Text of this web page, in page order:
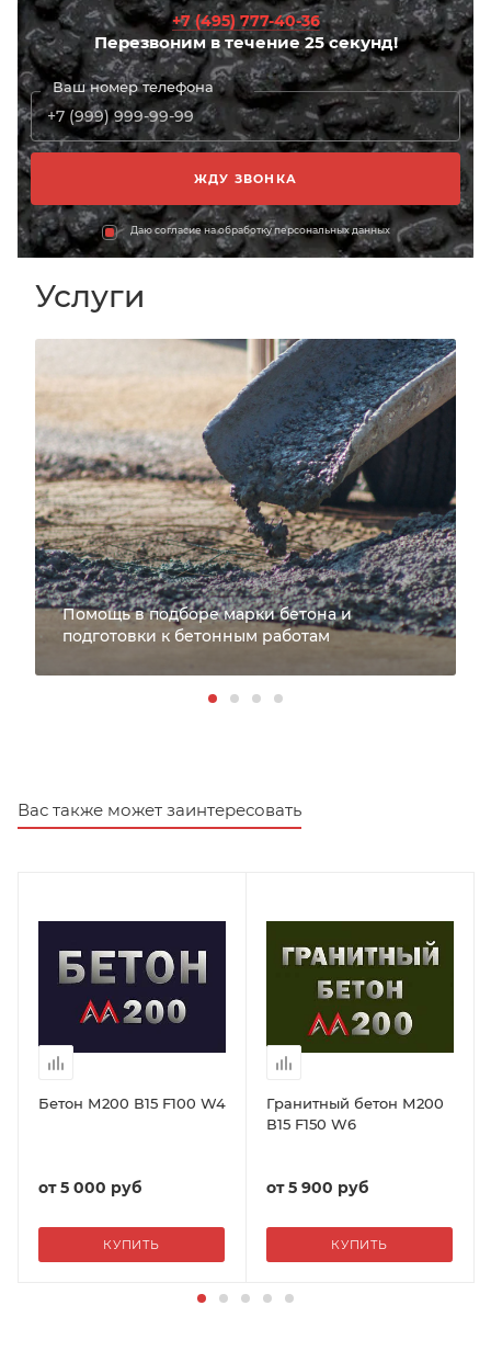
+7 (495) 777-40-36
Перезвоним в течение 25 секунд!
Ваш номер телефона
Даю согласие на обработку персональных данных
Услуги
Помощь в подборе марки бетона и
подготовки к бетонным работам
Вас также может заинтересовать
Бетон М200 В15 F100 W4
от5 000 руб
КУПИТЬ
Гранитный бетон М200
В15 F150 W6
от5 900 руб
КУПИТЬ